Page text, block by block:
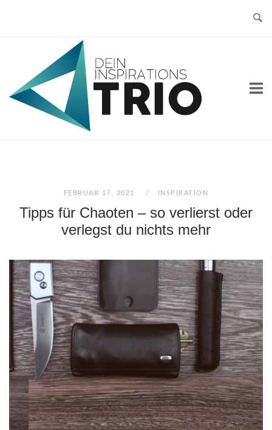
FEBRUAR 17, 2021 INSPIRATION
Tipps für Chaoten – so verlierst oder
verlegst du nichts mehr